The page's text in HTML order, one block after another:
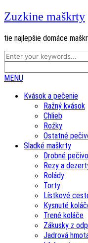
Zuzkine maškrty
tie najlepšie domáce
MENU
Kvások a pečenie
Ražný kvások
Chlieb
Rožky
Ostatné
Sladké maškrty
Drobné
Rezy a
Rolády
Torty
Lístkové
Kysnuté
Trené koláče
Zákusky z
Jadrová